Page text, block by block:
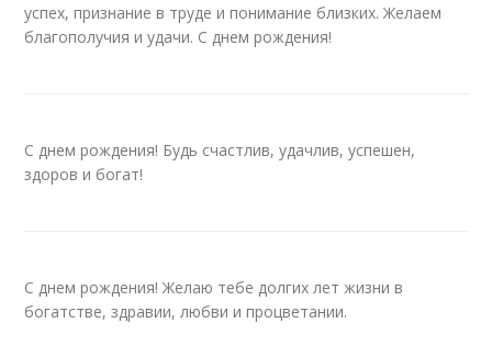
успех, признание в труде и понимание близких. Желаем
благополучия и удачи. С днем рождения!
С днем рождения! Будь счастлив, удачлив, успешен,
здоров и богат!
С днем рождения! Желаю тебе долгих лет жизни в
богатстве, здравии, любви и процветании.